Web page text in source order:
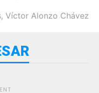
, Víctor Alonzo Chávez